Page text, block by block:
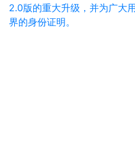
2.0版的重大升级，并为广大
界的身份证明。